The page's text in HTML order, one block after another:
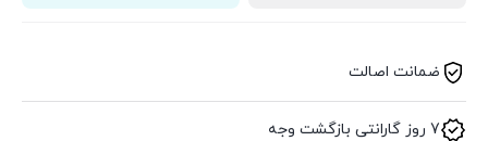
ضمانت اصالت
7 روز گارانتی بازگشت وجه